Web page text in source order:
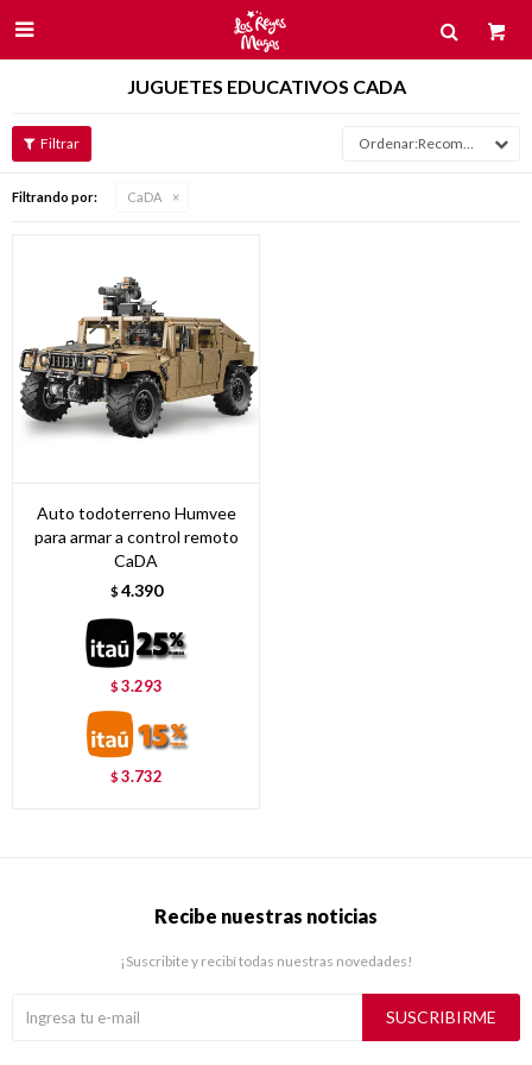

JUGUETES EDUCATIVOS CADA
Recomendados
Filtrando por: CaDA
Auto todoterreno Humvee
para armar a control remoto
CaDA
$ 4.390
$3.293
$3.732
Recibe nuestras noticias
¡Suscribite y recibí todas nuestras novedades!
SUSCRIBIRME